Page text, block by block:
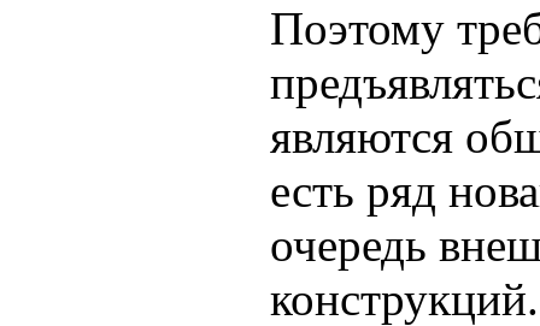
Поэтому
являются
есть ряд
очередь
конструкций.